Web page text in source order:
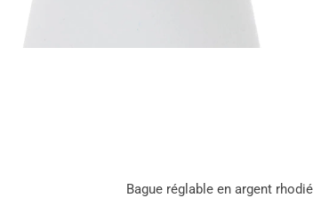
Bague réglable en argent